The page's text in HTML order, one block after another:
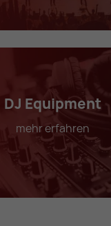
DJ Equipment
mehr erfahren